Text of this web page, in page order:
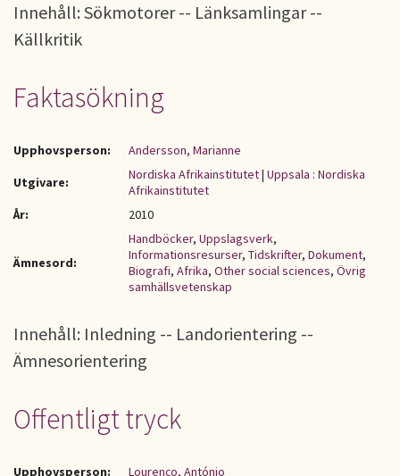
Innehåll: Sökmotorer -- Länksamlingar --
Källkritik
Faktasökning
Upphovsperson:
Andersson, Marianne
Utgivare:
Nordiska Afrikainstitutet| Uppsala : Nordiska
Afrikainstitutet
År:
2010
Ämnesord:
Handböcker, Uppslagsverk,
Informationsresurser, Tidskrifter, Dokument,
Biografi, Afrika, Other social sciences, Övrig
samhällsvetenskap
Innehåll: Inledning -- Landorientering --
Ämnesorientering
Offentligt tryck
Upphovsperson: Lourenço, António